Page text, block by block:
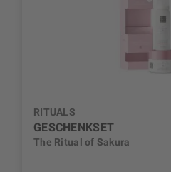
RITUALS
GESCHENKSET
The Ritual of Sakura